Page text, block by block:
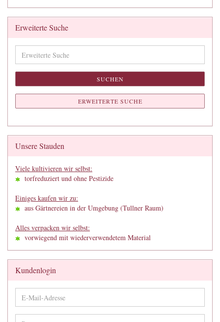
Erweiterte Suche
Suche
SUCHEN
ERWEITERTE SUCHE
Unsere Stauden
Viele kultivieren wir selbst:
torfreduziert und ohne Pestizide
Einiges kaufen wir zu:
aus Gärtnereien in der Umgebung (Tullner Raum)
Alles verpacken wir selbst:
vorwiegend mit wiederverwendetem Material
Kundenlogin
E-
Mail-
Adresse